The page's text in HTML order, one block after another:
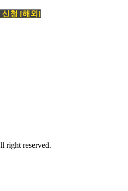
청 [해외]
right reserved.